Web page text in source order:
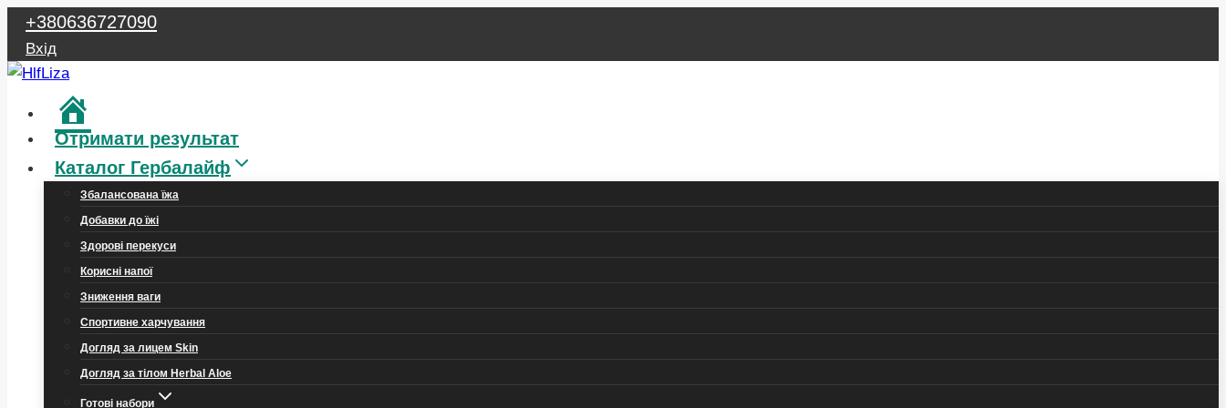
Перейти
вмісту
+380636727090
Вхід
Отримати результат
Каталог Гербалайф
Збалансована їжа
Добавки до їжі
Здорові перекуси
Корисні напої
Зниження ваги
Спортивне харчування
Догляд за лицем Skin
Догляд за тілом Herbal Aloe
Готові набори